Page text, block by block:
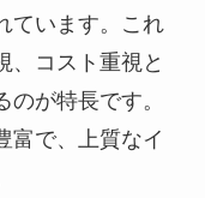
ています。これ
、コスト重視と
が特長です。
富で、上質なイ